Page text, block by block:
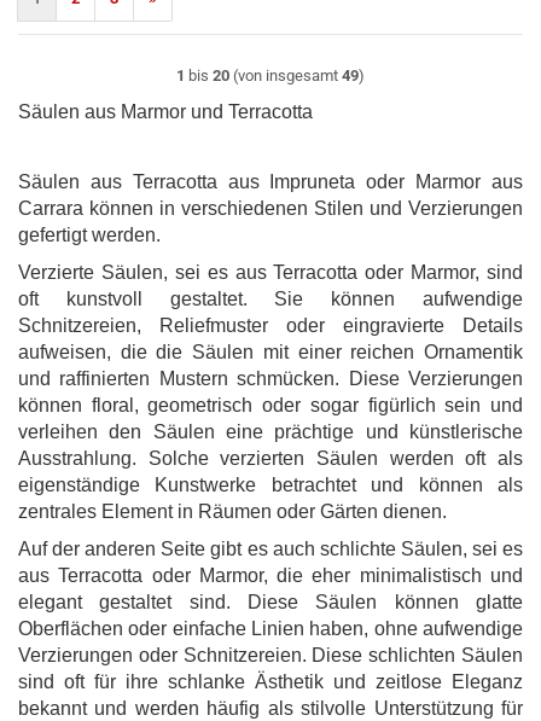
1 bis 20 (von insgesamt 49)
Säulen aus Marmor und Terracotta
Säulen aus Terracotta aus Impruneta oder Marmor aus
Carrara können in verschiedenen Stilen und Verzierungen
gefertigt werden.
Verzierte Säulen, sei es aus Terracotta oder Marmor, sind
oft kunstvoll gestaltet. Sie können aufwendige
Schnitzereien, Reliefmuster oder eingravierte Details
aufweisen, die die Säulen mit einer reichen Ornamentik
und raffinierten Mustern schmücken. Diese Verzierungen
können floral, geometrisch oder sogar figürlich sein und
verleihen den Säulen eine prächtige und künstlerische
Ausstrahlung. Solche verzierten Säulen werden oft als
eigenständige Kunstwerke betrachtet und können als
zentrales Element in Räumen oder Gärten dienen.
Auf der anderen Seite gibt es auch schlichte Säulen, sei es
aus Terracotta oder Marmor, die eher minimalistisch und
elegant gestaltet sind. Diese Säulen können glatte
Oberflächen oder einfache Linien haben, ohne aufwendige
Verzierungen oder Schnitzereien. Diese schlichten Säulen
sind oft für ihre schlanke Ästhetik und zeitlose Eleganz
bekannt und werden häufig als stilvolle Unterstützung für